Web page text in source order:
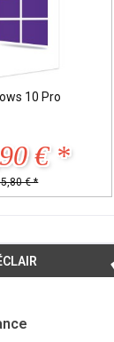
10 Pro
€ *
€ *